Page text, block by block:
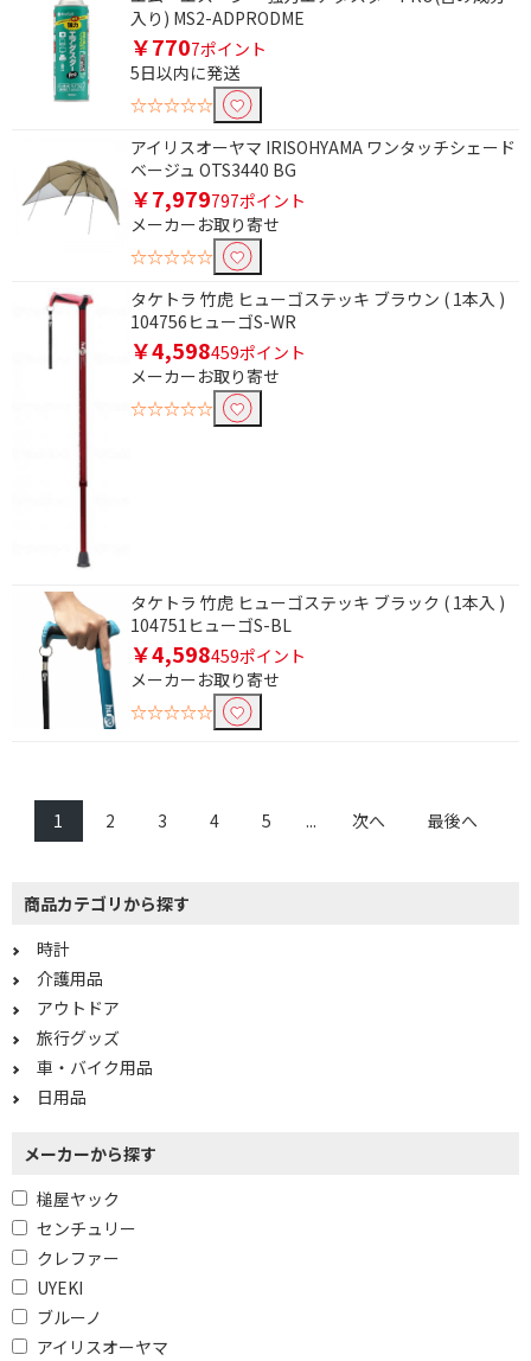
入り) MS2-ADPRODME
￥7707ポイント
5日以内に発送
☆☆☆☆☆
アイリスオーヤマ IRISOHYAMA ワンタッチシェード
ベージュ OTS3440 BG
￥7,979797ポイント
メーカーお取り寄せ
☆☆☆☆☆
タケトラ 竹虎 ヒューゴステッキ ブラウン ( 1本入 )
104756ヒューゴS-WR
￥4,598459ポイント
メーカーお取り寄せ
☆☆☆☆☆
タケトラ 竹虎 ヒューゴステッキ ブラック ( 1本入 )
104751ヒューゴS-BL
￥4,598459ポイント
メーカーお取り寄せ
☆☆☆☆☆
1 2 3 4 5 ... 次へ 最後へ
商品カテゴリから探す
時計
介護用品
アウトドア
旅行グッズ
車・バイク用品
日用品
メーカーから探す
槌屋ヤック
センチュリー
クレファー
UYEKI
ブルーノ
アイリスオーヤマ